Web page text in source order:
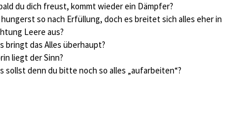
du dich freust, kommt wieder ein Dämpfer?
hungerst so nach Erfüllung, doch es breitet sich alles eher in
Leere aus?
bringt das Alles überhaupt?
liegt der Sinn?
sollst denn du bitte noch so alles „aufarbeiten“?